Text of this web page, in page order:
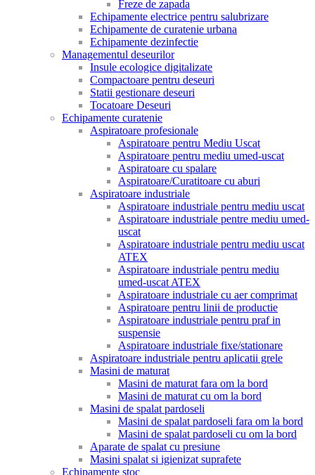
Freze de zapada
Echipamente electrice pentru salubrizare
Echipamente de curatenie urbana
Echipamente dezinfectie
Managementul deseurilor
Insule ecologice digitalizate
Compactoare pentru deseuri
Statii gestionare deseuri
Tocatoare Deseuri
Echipamente curatenie
Aspiratoare profesionale
Aspiratoare pentru Mediu Uscat
Aspiratoare pentru mediu umed-uscat
Aspiratoare cu spalare
Aspiratoare/Curatitoare cu aburi
Aspiratoare industriale
Aspiratoare industriale pentru mediu uscat
Aspiratoare industriale pentre mediu umed-
uscat
Aspiratoare industriale pentru mediu uscat
ATEX
Aspiratoare industriale pentru mediu
umed-uscat ATEX
Aspiratoare industriale cu aer comprimat
Aspiratoare pentru linii de productie
Aspiratoare industriale pentru praf in
suspensie
Aspiratoare industriale fixe/stationare
Aspiratoare industriale pentru aplicatii grele
Masini de maturat
Masini de maturat fara om la bord
Masini de maturat cu om la bord
Masini de spalat pardoseli
Masini de spalat pardoseli fara om la bord
Masini de spalat pardoseli cu om la bord
Aparate de spalat cu presiune
Masini spalat si igienizat suprafete
Echipamente stoc